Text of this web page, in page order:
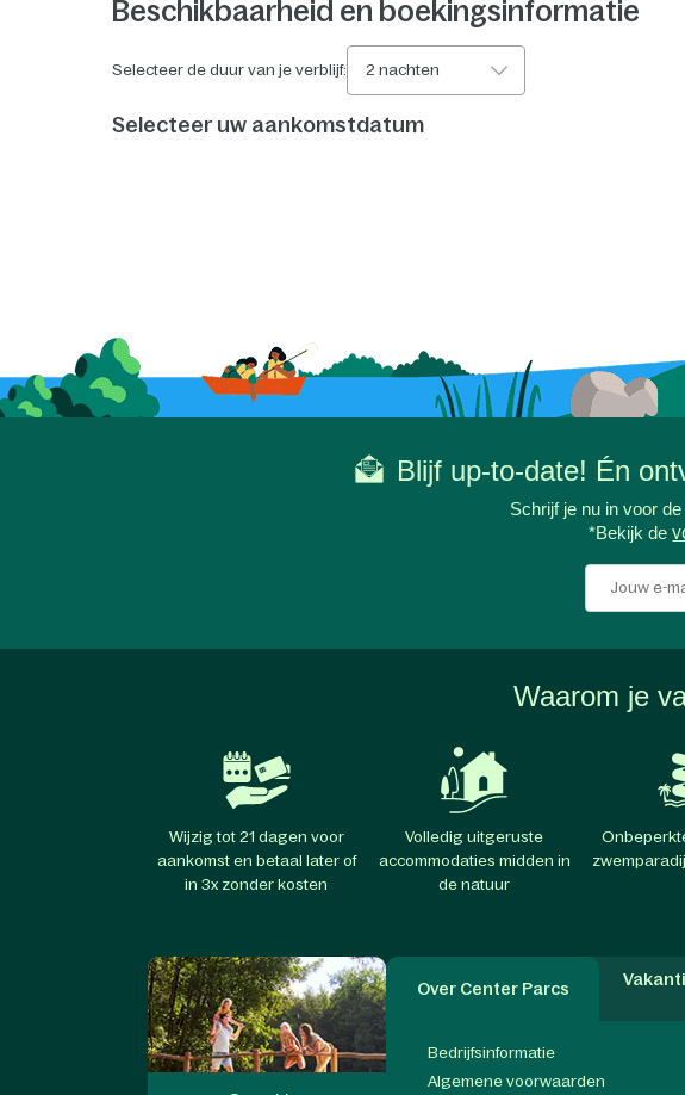
Beschikbaarheid en boekingsinformatie
Selecteer de duur van je verblijf: 2 nachten
Selecteer uw aankomstdatum
Blijf up-to-date! Én
Schrijf je nu in voor
*Bekijk de
Waarom je
Wijzig tot 21 dagen voor
aankomst en betaal later of
in 3x zonder kosten
Volledig uitgeruste
accommodaties midden in
de natuur
Over Center Parcs
Bedrijfsinformatie
Algemene voorwaarden